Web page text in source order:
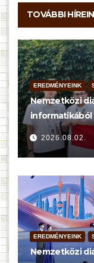
TOVÁBBI
EREDMÉNYEINK
Nemzetközi
informatikából
2026.08.02.
EREDMÉNYEINK
Nemzetközi